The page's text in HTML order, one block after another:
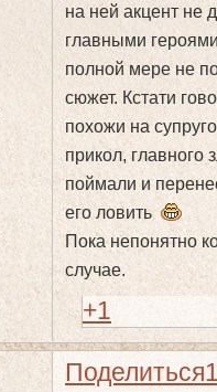
на ней акцент не
главными
полной мере не
сюжет. Кстати
похожи на
прикол, главного
поймали и
его ловить
Пока непонятно
случае.
+1
Поделиться